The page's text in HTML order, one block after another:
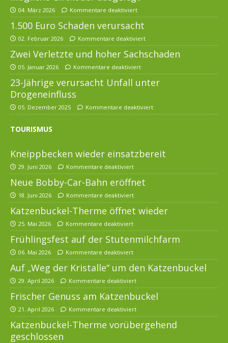
04. März 2026 Kommentare deaktiviert
1.500 Euro Schaden verursacht
02. Februar 2026 Kommentare deaktiviert
Zwei Verletzte und hoher Sachschaden
05. Januar 2026 Kommentare deaktiviert
23-Jährige verursacht Unfall unter
Drogeneinfluss
05. Dezember 2025 Kommentare deaktiviert
TOURISMUS
Kneippbecken wieder einsatzbereit
29. Juni 2026 Kommentare deaktiviert
Neue Bobby-Car-Bahn eröffnet
18. Juni 2026 Kommentare deaktiviert
Katzenbuckel-Therme öffnet wieder
25. Mai 2026 Kommentare deaktiviert
Frühlingsfest auf der Stutenmilchfarm
06. Mai 2026 Kommentare deaktiviert
Auf „Weg der Kristalle“ um den Katzenbuckel
29. April 2026 Kommentare deaktiviert
Frischer Genuss am Katzenbuckel
21. April 2026 Kommentare deaktiviert
Katzenbuckel-Therme vorübergehend
geschlossen